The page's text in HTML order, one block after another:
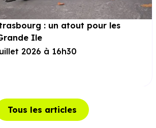
: un atout pour les
Ile
2026 à 16h30
Tous les articles